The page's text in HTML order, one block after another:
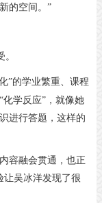
的空间。”
”的学业繁重、课程
学反应”，就像她
进行答题，这样的
容融会贯通，也正
让吴冰洋发现了很